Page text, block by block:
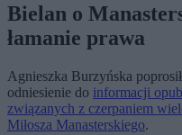
Bielan o
łamanie prawa
Agnieszka Burzyńska
odniesienie do informacji
związanych z czerpaniem
Miłosza Manasterskiego.